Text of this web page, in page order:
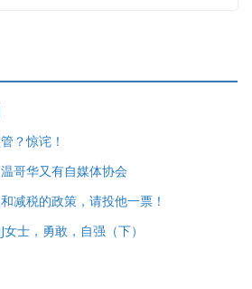
？惊诧！
哥华又有自媒体协会
减税的政策，请投他一票！
士，勇敢，自强（下）